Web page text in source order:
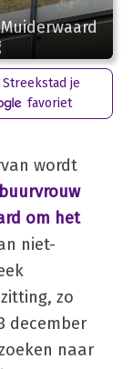
Streekstad je
favoriet
wordt
om het
niet-
zo
december
naar